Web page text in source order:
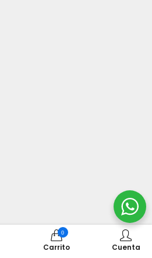
0
Carrito Cuenta